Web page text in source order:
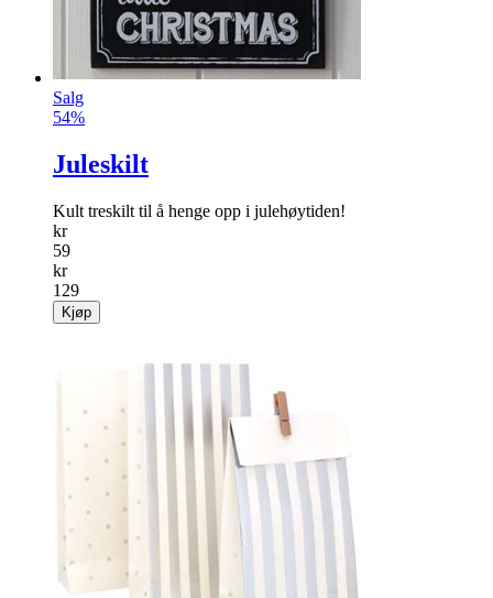
Salg
54%
Juleskilt
Kult treskilt til å henge opp i julehøytiden!
kr
59
kr
129
Kjøp